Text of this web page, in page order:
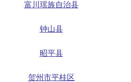
富川瑶族自治县
钟山县
昭平县
贺州市平桂区